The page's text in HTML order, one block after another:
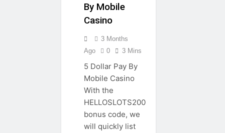
By Mobile
Casino
3 Months
Ago
0 3 Mins
5 Dollar Pay By
Mobile Casino
With the
HELLOSLOTS200
bonus code, we
will quickly list